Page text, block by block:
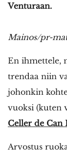
Venturaan.
Mainos/pr-
En ihmettele,
trendaa niin
johonkin
vuoksi (kuten
Celler de Can
Arvostus